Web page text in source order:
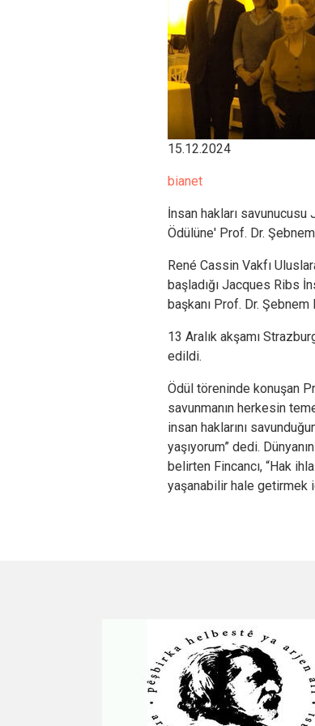
15.12.2024
bianet
İnsan hakları savunucusu
Ödülüne' Prof. Dr.
René Cassin Vakfı
başladığı Jacques Ribs
başkanı Prof. Dr. Şebnem
13 Aralık akşamı
edildi.
Ödül töreninde konuşan
savunmanın herkesin
insan haklarını
yaşıyorum” dedi.
belirten Fincancı, “Hak
yaşanabilir hale getirmek